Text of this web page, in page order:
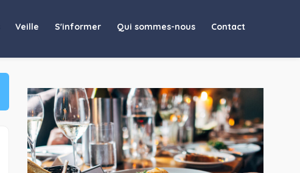
Veille S'informer Qui sommes-nous Contact